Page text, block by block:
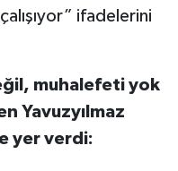
ifadelerini
muhalefeti yok
Yavuzyılmaz
yer verdi: